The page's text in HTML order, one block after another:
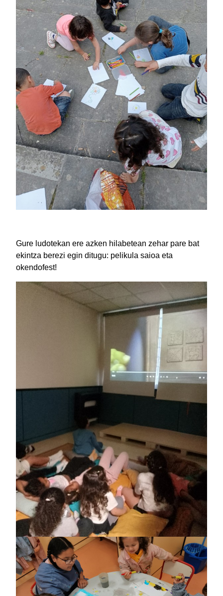
Gure ludotekan ere azken hilabetean zehar pare bat
ekintza berezi egin ditugu: pelikula saioa eta
okendofest!